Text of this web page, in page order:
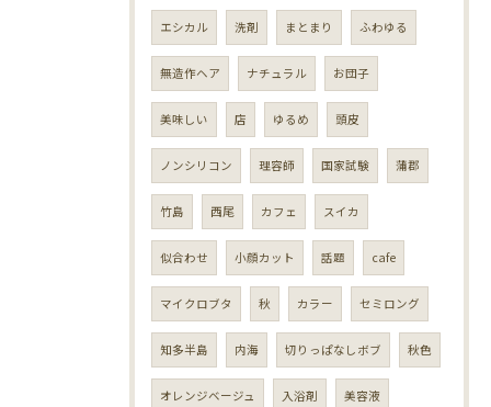
エシカル 洗剤 まとまり ふわゆる
無造作ヘア ナチュラル お団子
美味しい 店 ゆるめ 頭皮
ノンシリコン 理容師 国家試験 蒲郡
竹島 西尾 カフェ スイカ
似合わせ 小顔カット 話題 cafe
マイクロブタ 秋 カラー セミロング
知多半島 内海 切りっぱなしボブ 秋色
オレンジベージュ 入浴剤 美容液